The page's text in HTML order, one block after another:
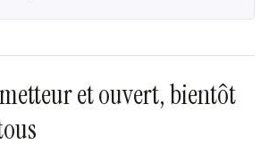
et ouvert, bientôt